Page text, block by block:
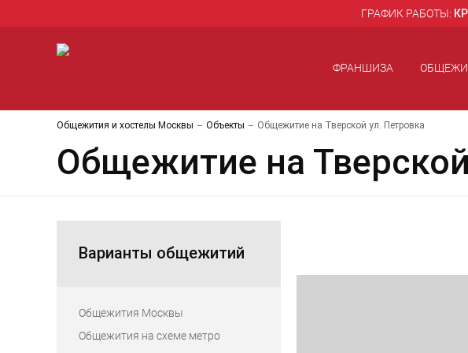
ГРАФИК РАБОТЫ:
ФРАНШИЗА
Общежития и хостелы Москвы Объекты Общежитие на Тверской ул. Петровка
Общежитие на
Варианты общежитий
Общежития Москвы
Общежития на схеме метро